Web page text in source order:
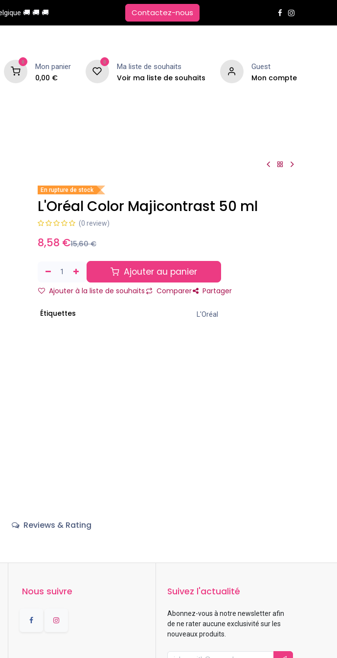
🚚 🚚 🚚 Contactez-nous
0 Mon panier
0,00 €
0 Ma liste de souhaits
Voir ma liste de souhaits
Guest
Mon compte
En rupture de stock
L'Oréal Color Majicontrast 50 ml
(0 review)
8,58 €15,60€
Ajouter au panier
Ajouter à la liste de souhaits Comparer Partager
Étiquettes L'Oréal
Reviews & Rating
Nous suivre Suivez l'actualité
Abonnez-vous à notre newsletter afin
de ne rater aucune exclusivité sur les
nouveaux produits.